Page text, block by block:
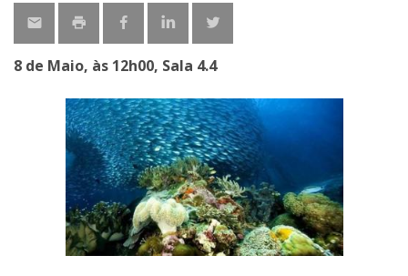
8 de Maio, às 12h00, Sala 4.4